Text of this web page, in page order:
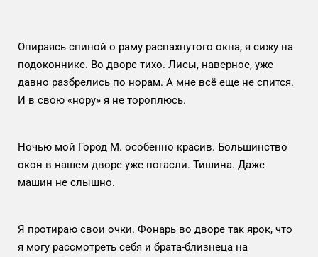
Опираясь спиной о раму распахнутого окна, я сижу на
подоконнике. Во дворе тихо. Лисы, наверное, уже
давно разбрелись по норам. А мне всё еще не спится.
И в свою «нору» я не тороплюсь.
Ночью мой Город М. особенно красив. Большинство
окон в нашем дворе уже погасли. Тишина. Даже
машин не слышно.
Я протираю свои очки. Фонарь во дворе так ярок, что
я могу рассмотреть себя и брата-близнеца на